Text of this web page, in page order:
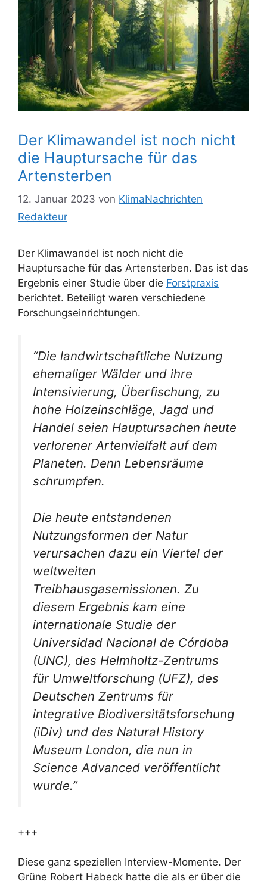
Der Klimawandel ist noch nicht
die Hauptursache für das
Artensterben
12. Januar 2023 von KlimaNachrichten
Redakteur
Der Klimawandel ist noch nicht die
Hauptursache für das Artensterben. Das ist das
Ergebnis einer Studie über die Forstpraxis
berichtet. Beteiligt waren verschiedene
Forschungseinrichtungen.
“Die landwirtschaftliche Nutzung
ehemaliger Wälder und ihre
Intensivierung, Überfischung, zu
hohe Holzeinschläge, Jagd und
Handel seien Hauptursachen heute
verlorener Artenvielfalt auf dem
Planeten. Denn Lebensräume
schrumpfen.
Die heute entstandenen
Nutzungsformen der Natur
verursachen dazu ein Viertel der
weltweiten
Treibhausgasemissionen. Zu
diesem Ergebnis kam eine
internationale Studie der
Universidad Nacional de Córdoba
(UNC), des Helmholtz-Zentrums
für Umweltforschung (UFZ), des
Deutschen Zentrums für
integrative Biodiversitätsforschung
(iDiv) und des Natural History
Museum London, die nun in
Science Advanced veröffentlicht
wurde.”
+++
Diese ganz speziellen Interview-Momente. Der
Grüne Robert Habeck hatte die als er über die